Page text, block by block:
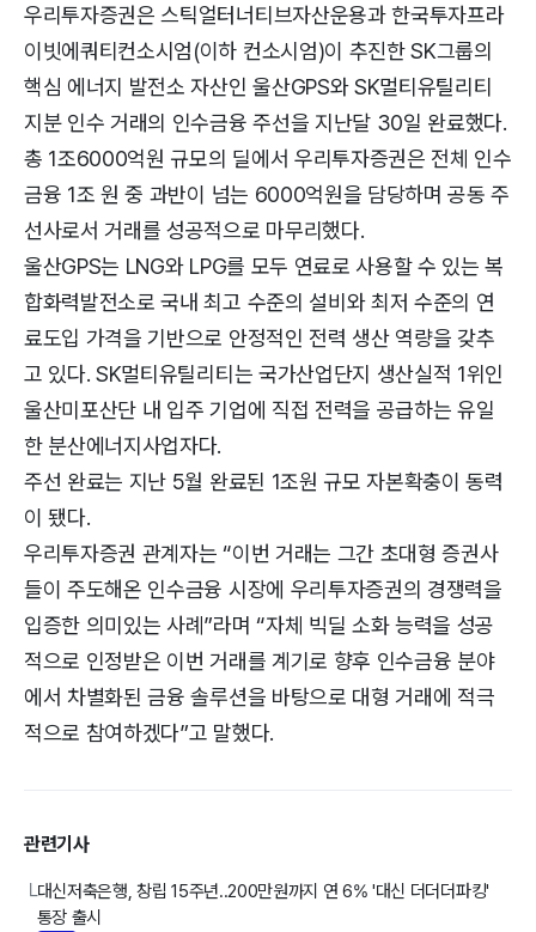
우리투자증권은 스틱얼터너티브자산운용과 한국투자프라
이빗에쿼티컨소시엄(이하 컨소시엄)이 추진한 SK그룹의
핵심 에너지 발전소 자산인 울산GPS와 SK멀티유틸리티
지분 인수 거래의 인수금융 주선을 지난달 30일 완료했다.
총 1조6000억원 규모의 딜에서 우리투자증권은 전체 인수
금융 1조 원 중 과반이 넘는 6000억원을 담당하며 공동 주
선사로서 거래를 성공적으로 마무리했다.
울산GPS는 LNG와 LPG를 모두 연료로 사용할 수 있는 복
합화력발전소로 국내 최고 수준의 설비와 최저 수준의 연
료도입 가격을 기반으로 안정적인 전력 생산 역량을 갖추
고 있다. SK멀티유틸리티는 국가산업단지 생산실적 1위인
울산미포산단 내 입주 기업에 직접 전력을 공급하는 유일
한 분산에너지사업자다.
주선 완료는 지난 5월 완료된 1조원 규모 자본확충이 동력
이 됐다.
우리투자증권 관계자는 “이번 거래는 그간 초대형 증권사
들이 주도해온 인수금융 시장에 우리투자증권의 경쟁력을
입증한 의미있는 사례”라며 “자체 빅딜 소화 능력을 성공
적으로 인정받은 이번 거래를 계기로 향후 인수금융 분야
에서 차별화된 금융 솔루션을 바탕으로 대형 거래에 적극
적으로 참여하겠다”고 말했다.
관련기사
└대신저축은행, 창립 15주년..200만원까지 연 6% '대신 더더더파킹'
통장 출시